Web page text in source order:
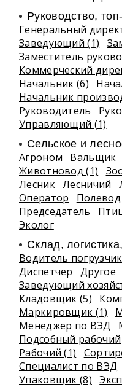
Руководство,
Генеральный
Заведующий (1)
Заместитель
Коммерческий
Начальник (6)
Начальник
Руководитель
Управляющий (1)
Сельское и
Агроном Вальщик
Животновод (1)
Лесник Лесничий
Оператор
Полевод
Председатель
Эколог
Склад,
Водитель
Диспетчер
Другое
Заведующий
Кладовщик (5)
Маркировщик (1)
Менеджер по ВЭД
Подсобный рабочий
Рабочий (1)
Специалист по ВЭД
Упаковщик (8)